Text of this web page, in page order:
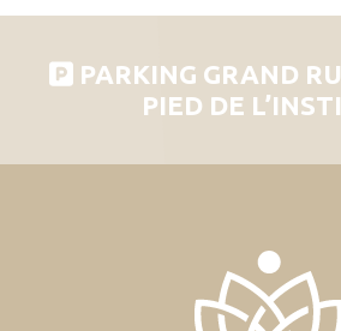
PARKING GRAND
PIED DE